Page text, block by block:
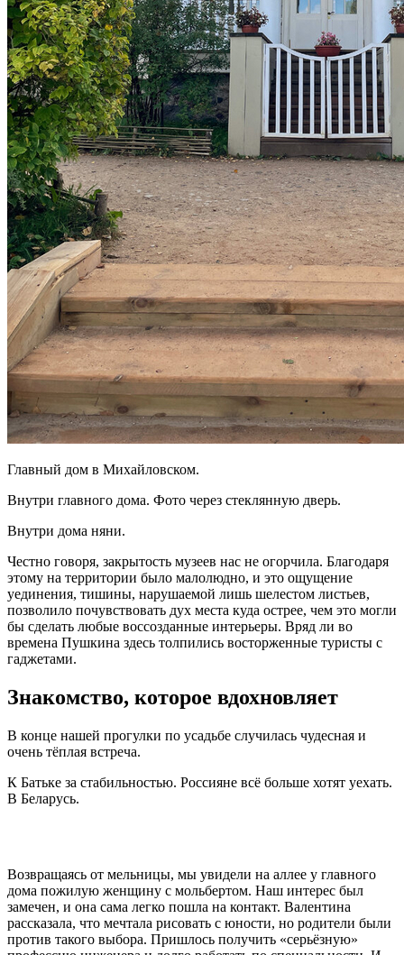
Главный дом в Михайловском.
Внутри главного дома. Фото через стеклянную дверь.
Внутри дома няни.
Честно говоря, закрытость музеев нас не огорчила. Благодаря
этому на территории было малолюдно, и это ощущение
уединения, тишины, нарушаемой лишь шелестом листьев,
позволило почувствовать дух места куда острее, чем это могли
бы сделать любые воссозданные интерьеры. Вряд ли во
времена Пушкина здесь толпились восторженные туристы с
гаджетами.
Знакомство, которое вдохновляет
В конце нашей прогулки по усадьбе случилась чудесная и
очень тёплая встреча.
К Батьке за стабильностью. Россияне всё больше хотят уехать.
В Беларусь.
Возвращаясь от мельницы, мы увидели на аллее у главного
дома пожилую женщину с мольбертом. Наш интерес был
замечен, и она сама легко пошла на контакт. Валентина
рассказала, что мечтала рисовать с юности, но родители были
против такого выбора. Пришлось получить «серьёзную»